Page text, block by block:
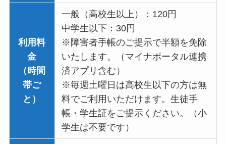
利用料
金
（時間
帯ご
と）
一般（高校生以上）：120円
中学生以下：30円
※障害者手帳のご提示で半額を免除
いたします。（マイナポータル連携
済アプリ含む）
※毎週土曜日は高校生以下の方は無
料でご利用いただけます。生徒手
帳・学生証をご提示ください。（小
学生は不要です）